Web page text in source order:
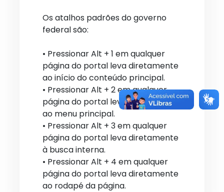
Os atalhos padrões do governo
federal são:
• Pressionar Alt + 1 em qualquer
página do portal leva diretamente
ao início do conteúdo principal.
• Pressionar Alt + 2 em qualquer
página do portal leva diretamente
ao menu principal.
• Pressionar Alt + 3 em qualquer
página do portal leva diretamente
à busca interna.
• Pressionar Alt + 4 em qualquer
página do portal leva diretamente
ao rodapé da página.